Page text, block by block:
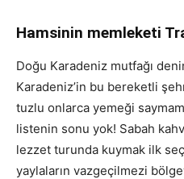
Hamsinin memleketi
Doğu Karadeniz mutfağı
Karadeniz’in bu bereketli
tuzlu onlarca yemeği
listenin sonu yok! Sabah
lezzet turunda kuymak ilk
yaylaların vazgeçilmezi